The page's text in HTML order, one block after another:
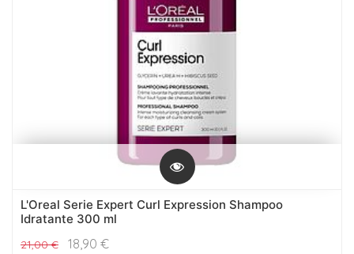
L'Oreal Serie Expert Curl Expression Shampoo
Idratante 300 ml
21,00€ 18,90 €